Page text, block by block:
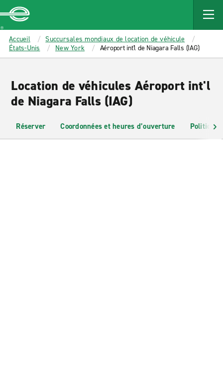
MAIN
CONTENT
Enterprise
Accueil
Succursales mondiaux de location de véhicule
États-Unis
New York Aéroport int'l de Niagara Falls (IAG)
Location de véhicules Aéroport int'l
de Niagara Falls (IAG)
Réserver Coordonnées et heures d’ouverture Politiques